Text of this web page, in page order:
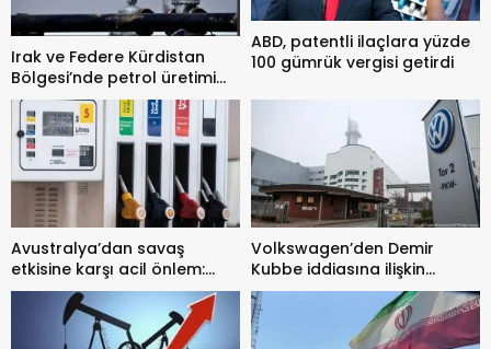
Irak ve Federe Kürdistan
Bölgesi’nde petrol üretimi
sekteye uğradı
ABD, patentli ilaçlara yüzde
100 gümrük vergisi getirdi
Avustralya’dan savaş
etkisine karşı acil önlem:
Akaryakıt vergisi yarıya
indirildi
Volkswagen’den Demir
Kubbe iddiasına ilişkin
açıklama